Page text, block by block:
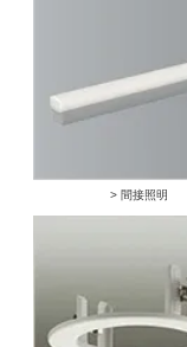
> 間接照明